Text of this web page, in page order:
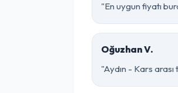
"En uygun fiyatı
Oğuzhan V.
"Aydın - Kars